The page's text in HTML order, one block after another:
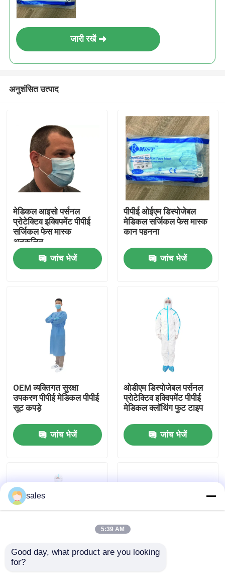
वीआर दिखाएँ
हमारे बारे में
फैक्टरी यात्रा
गुणवत्ता नियंत्रण
हमसे संपर्क करें
एक बोली का अनुरोध
जारी रखें
अनुशंसित उत्पाद
मेडिकल आइसो पर्सनल
प्रोटेक्टिव इक्विपमेंट पीपीई
सर्जिकल फेस मास्क
अनुकूलित
जांच भेजें
पीपीई ओईएम डिस्पोजेबल
मेडिकल सर्जिकल फेस मास्क
कान पहनना
जांच भेजें
OEM व्यक्तिगत सुरक्षा
उपकरण पीपीई मेडिकल पीपीई
सूट कपड़े
जांच भेजें
ओडीएम डिस्पोजेबल पर्सनल
प्रोटेक्टिव इक्विपमेंट पीपीई
मेडिकल क्लॉथिंग फुट टाइप
जांच भेजें
जिपर के साथ सूक्ष्म व्यक्तिगत
sales
5:39 AM
Good day, what product are you looking
for?